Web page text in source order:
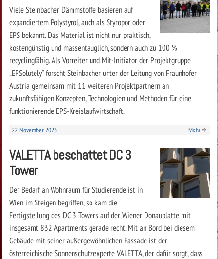
Viele Steinbacher Dämmstoffe basieren auf
expandiertem Polystyrol, auch als Styropor oder
EPS bekannt. Das Material ist nicht nur praktisch,
kostengünstig und massentauglich, sondern auch zu 100 %
recyclingfähig. Als Vorreiter und Mit-Initiator der Projektgruppe
„EPSolutely“ forscht ­Steinbacher unter der Leitung von Fraunhofer
Austria gemeinsam mit 11 weiteren Projektpartnern an
zukunftsfähigen Konzepten, Technologien und Methoden für eine
funktionierende EPS-Kreislaufwirtschaft.
22. November 2023 Mehr
VALETTA beschattet DC 3
Tower
Der Bedarf an Wohnraum für Studierende ist in
Wien im Steigen begriffen, so kam die
Fertigstellung des DC 3 Towers auf der Wiener Donauplatte mit
insgesamt 832 Apartments gerade recht. Mit an Bord bei diesem
Gebäude mit seiner außergewöhnlichen Fassade ist der
österreichische Sonnenschutzexperte VALETTA, der dafür sorgt, dass